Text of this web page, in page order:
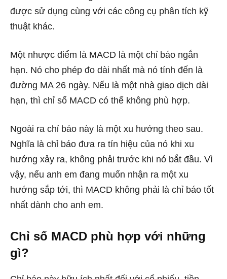
được sử dụng cùng với các công cụ phân tích kỹ
thuật khác.
Một nhược điểm là MACD là một chỉ báo ngắn
hạn. Nó cho phép đo dài nhất mà nó tính đến là
đường MA 26 ngày. Nếu là một nhà giao dịch dài
hạn, thì chỉ số MACD có thể không phù hợp.
Ngoài ra chỉ báo này là một xu hướng theo sau.
Nghĩa là chỉ báo đưa ra tín hiệu của nó khi xu
hướng xảy ra, không phải trước khi nó bắt đầu. Vì
vậy, nếu anh em đang muốn nhận ra một xu
hướng sắp tới, thì MACD không phải là chỉ báo tốt
nhất dành cho anh em.
Chỉ số MACD phù hợp với những
gì?